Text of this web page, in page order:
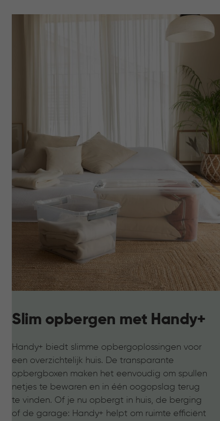
Slim opbergen met Handy+
Handy+ biedt slimme opbergoplossingen voor
een overzichtelijk huis. De transparante
opbergboxen maken het eenvoudig om spullen
netjes te bewaren en in één oogopslag terug
te vinden. Of je nu opbergt in huis, de berging
of de garage: Handy+ helpt om ruimte efficiënt